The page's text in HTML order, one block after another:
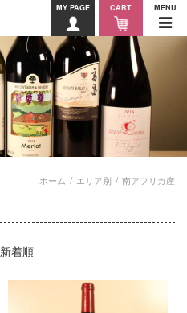
MY PAGE CART MENU
ホーム エリア別 南アフリカ産
新着順